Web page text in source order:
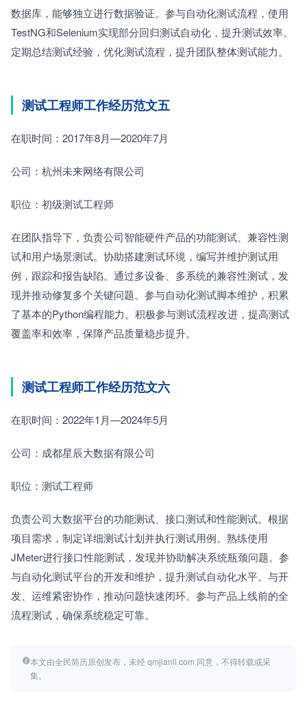
数据库，能够独立进行数据验证。参与自动化测试流程，使用
TestNG和Selenium实现部分回归测试自动化，提升测试效率。
定期总结测试经验，优化测试流程，提升团队整体测试能力。
测试工程师工作经历范文五
在职时间：2017年8月—2020年7月
公司：杭州未来网络有限公司
职位：初级测试工程师
在团队指导下，负责公司智能硬件产品的功能测试、兼容性测
试和用户场景测试。协助搭建测试环境，编写并维护测试用
例，跟踪和报告缺陷。通过多设备、多系统的兼容性测试，发
现并推动修复多个关键问题。参与自动化测试脚本维护，积累
了基本的Python编程能力。积极参与测试流程改进，提高测试
覆盖率和效率，保障产品质量稳步提升。
测试工程师工作经历范文六
在职时间：2022年1月—2024年5月
公司：成都星辰大数据有限公司
职位：测试工程师
负责公司大数据平台的功能测试、接口测试和性能测试。根据
项目需求，制定详细测试计划并执行测试用例。熟练使用
JMeter进行接口性能测试，发现并协助解决系统瓶颈问题。参
与自动化测试平台的开发和维护，提升测试自动化水平。与开
发、运维紧密协作，推动问题快速闭环。参与产品上线前的全
流程测试，确保系统稳定可靠。
本文由全民简历原创发布，未经 qmjianli.com 同意，不得转载或采
集。